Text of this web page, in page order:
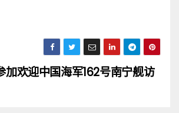
加欢迎中国海军162号南宁舰访